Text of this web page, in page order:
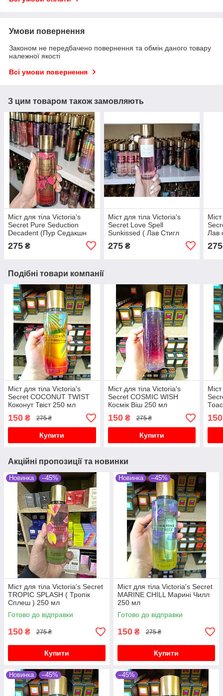
Умови повернення
Законом не передбачено повернення та обмін даного товару
належної якості
Всі умови повернення
З цим товаром також замовляють
Міст для тіла Victoria's
Secret Pure Seduction
Decadent (Пур Седакшн
275 ₴
Міст для тіла Victoria's
Secret Love Spell
Sunkissed ( Лав Стигл
275₴
Лав
275
Подібні товари компанії
Міст для тіла Victoria's
Secret COCONUT TWIST
Коконут Твіст 250 мл
150 ₴ 275 ₴
Купити
Міст для тіла Victoria's
Secret COSMIC WISH
Космік Віш 250 мл
150₴ 275 ₴
Купити
150
Акційні пропозиції та новинки
Новинка –45%
Міст для тіла Victoria's Secret
TROPIC SPLASH ( Тропік
Сплеш ) 250 мл
Готово до відправки
150 ₴ 275 ₴
Купити
Новинка –45%
Міст для тіла Victoria's Secret
MARINE CHILL Марині Чилл
250 мл
Готово до відправки
150 ₴ 275 ₴
Купити
Новинка –45% –45%